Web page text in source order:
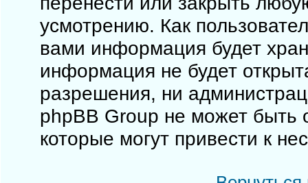
усмотрению. Как
вами информация будет
информация не будет
разрешения, ни
phpBB Group не может быть
которые могут привести к